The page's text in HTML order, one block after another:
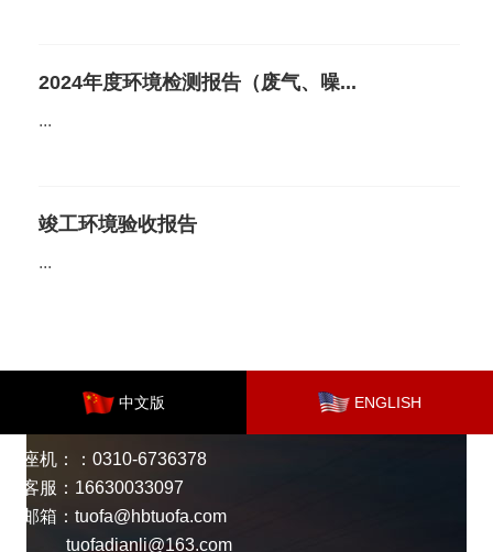
2024年度环境检测报告（废气、噪...
...
竣工环境验收报告
...
中文版 ENGLISH
座机：：0310-6736378
客服：16630033097
邮箱：tuofa@hbtuofa.com
tuofadianli@163.com